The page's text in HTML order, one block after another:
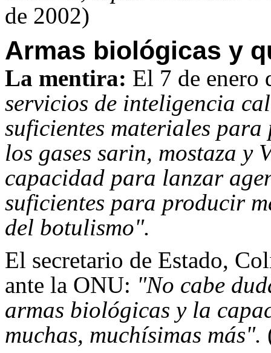
de 2002)
Armas biológicas y
La mentira: El 7 de enero
servicios de inteligencia
suficientes materiales
los gases sarin, mostaza y
capacidad para lanzar
suficientes para producir
del botulismo".
El secretario de Estado,
ante la ONU: "No cabe
armas biológicas y la
muchas, muchísimas más".